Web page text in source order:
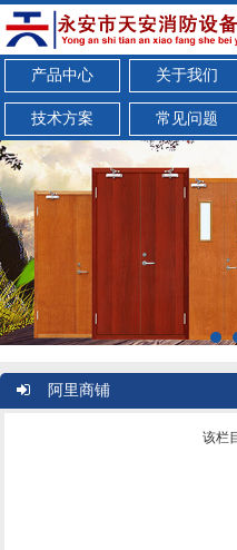
产品中心 关于我们
技术方案 常见问题
阿里商铺
该栏